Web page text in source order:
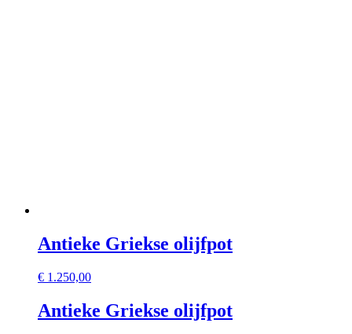
Antieke Griekse olijfpot
€ 1.250,00
Antieke Griekse olijfpot